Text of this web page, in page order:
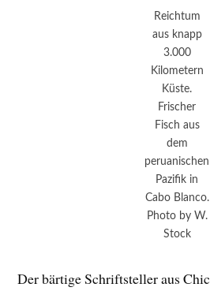
Reichtum
aus knapp
3.000
Kilometern
Küste.
Frischer
Fisch aus
dem
peruanischen
Pazifik in
Cabo Blanco.
Photo by W.
Stock
Der bärtige Schriftsteller aus